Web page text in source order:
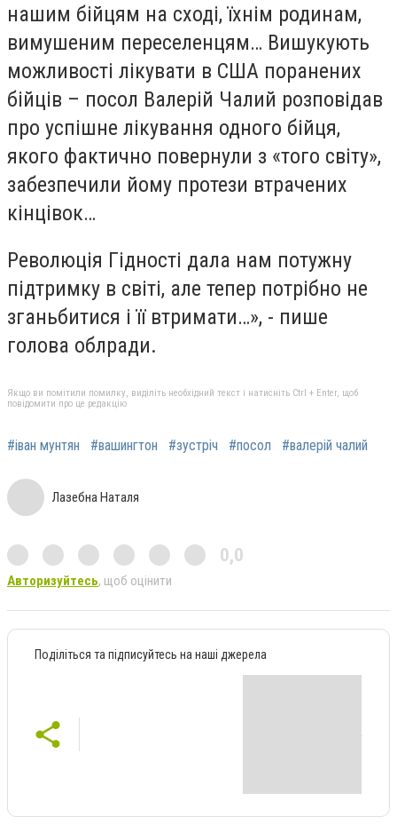
нашим бійцям на сході, їхнім родинам,
вимушеним переселенцям… Вишукують
можливості лікувати в США поранених
бійців – посол Валерій Чалий розповідав
про успішне лікування одного бійця,
якого фактично повернули з «того світу»,
забезпечили йому протези втрачених
кінцівок…
Революція Гідності дала нам потужну
підтримку в світі, але тепер потрібно не
зганьбитися і її втримати…», - пише
голова облради.
Якщо ви помітили помилку, виділіть необхідний текст і натисніть Ctrl + Enter, щоб
повідомити про це редакцію
#іван мунтян #вашингтон #зустріч #посол #валерій чалий
Лазебна Наталя
0,0
Авторизуйтесь, щоб оцінити
Поділіться та підписуйтесь на наші джерела